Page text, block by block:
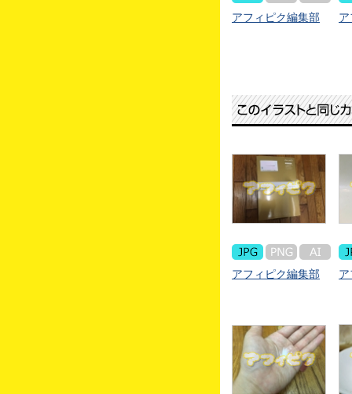
アフィピク編集部
アフィピク編集部